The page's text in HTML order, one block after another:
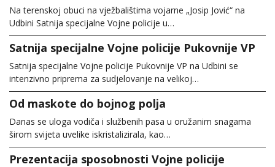
Na terenskoj obuci na vježbalištima vojarne „Josip Jović“ na
Udbini Satnija specijalne Vojne policije u…
Satnija specijalne Vojne policije Pukovnije VP
Satnija specijalne Vojne policije Pukovnije VP na Udbini se
intenzivno priprema za sudjelovanje na velikoj…
Od maskote do bojnog polja
Danas se uloga vodiča i službenih pasa u oružanim snagama
širom svijeta uvelike iskristalizirala, kao…
Prezentacija sposobnosti Vojne policije